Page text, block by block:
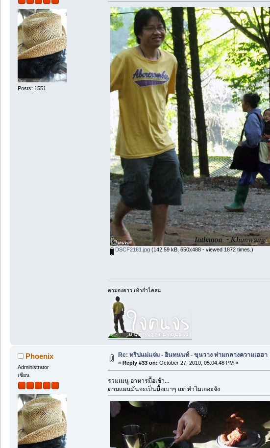
Posts: 1551
DSCF2181.jpg(142.59 kB, 650x488 - viewed 1872 times.)
ตามองดาว เท้าย่ำโคลน
Phoenix
Administrator
เซียน
Re: ทริปแม่แจ่ม - อินทนนท์ - ขุนวาง ท่ามกลางความเฮฮา
« Reply #33 on: October 27, 2010, 05:04:48 PM »
รวมเมนู อาหารมื้อเช้า...
ตามแผนมันจะเป็นมื้อเบาๆ แต่ ทำไมเยอะจัง